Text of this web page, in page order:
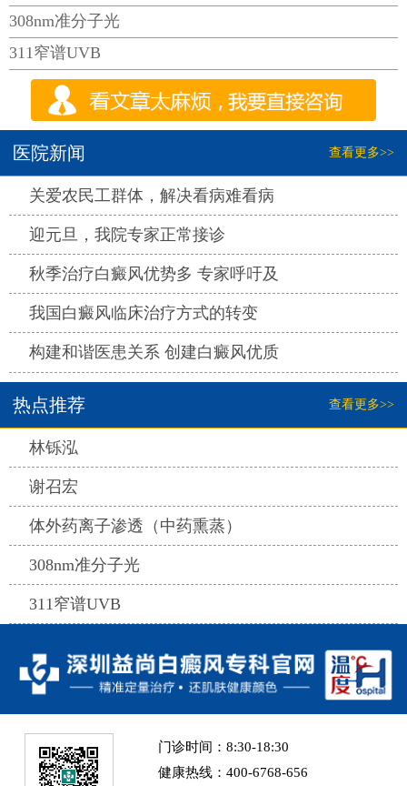
308nm准分子光
311窄谱UVB
医院新闻 查看更多>>
关爱农民工群体，解决看病难看病
迎元旦，我院专家正常接诊
秋季治疗白癜风优势多 专家呼吁及
我国白癜风临床治疗方式的转变
构建和谐医患关系 创建白癜风优质
热点推荐 查看更多>>
林铄泓
谢召宏
体外药离子渗透（中药熏蒸）
308nm准分子光
311窄谱UVB
门诊时间：8:30-18:30
健康热线：400-6768-656